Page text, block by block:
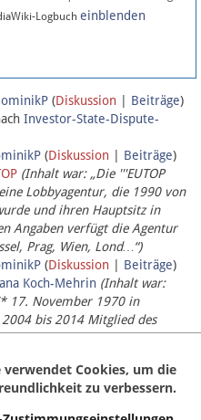
Logbuch einblenden
(Diskussion Beiträge)
Investor-State-Dispute-
(Diskussion Beiträge)
(Inhalt war: „Die '''EUTOP
Lobbyagentur, die 1990 von
und ihren Hauptsitz in
Angaben verfügt die Agentur
Prag, Wien, Lond…“)
(Diskussion Beiträge)
Koch-Mehrin (Inhalt war:
17. November 1970 in
bis 2014 Mitglied des
seit November 2014 ist sie für
verwendet Cookies, um die
zu verbessern.